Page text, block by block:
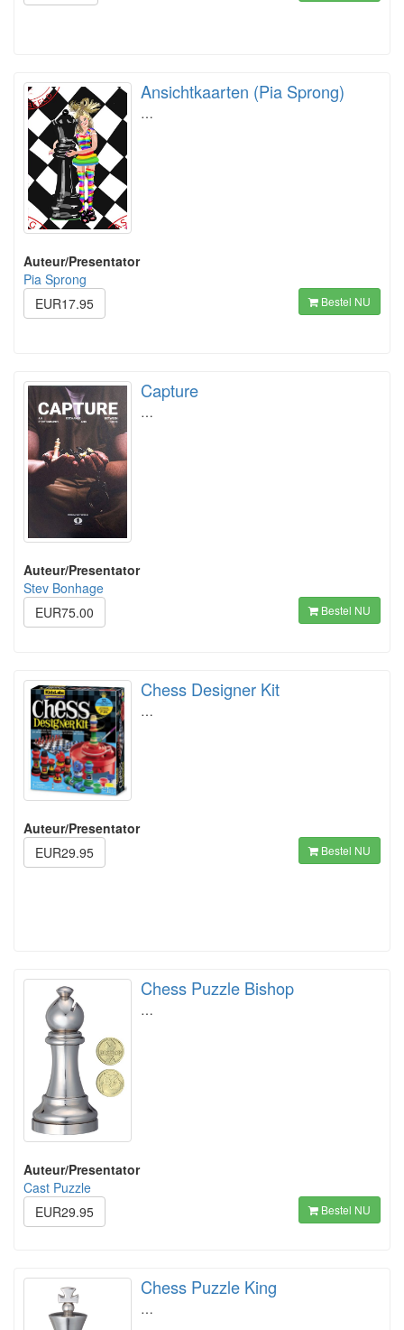
Ansichtkaarten (Pia Sprong)
…
Auteur/Presentator
Pia Sprong
EUR17.95
Bestel NU
Capture
…
Auteur/Presentator
Stev Bonhage
EUR75.00
Bestel NU
Chess Designer Kit
…
Auteur/Presentator
EUR29.95
Bestel NU
Chess Puzzle Bishop
…
Auteur/Presentator
Cast Puzzle
EUR29.95
Bestel NU
Chess Puzzle King
…